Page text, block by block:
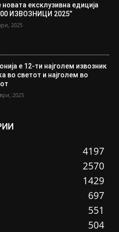
новата ексклузивна едиција
ИЗВОЗНИЦИ 2025”
2025
е 12-ти најголем извозник
во светот и најголем во
2025
4197
2570
1429
697
551
504